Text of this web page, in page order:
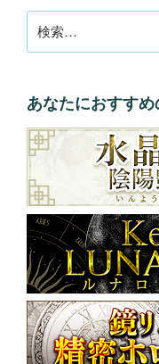
索:
あなたにおすすめ